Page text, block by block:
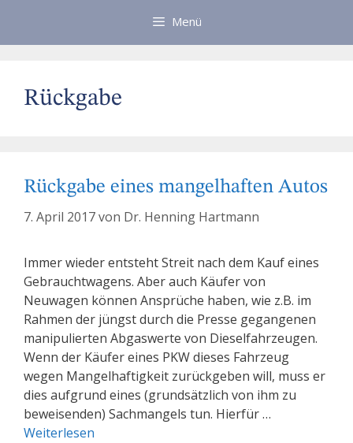
Menü
Rückgabe
Rückgabe eines mangelhaften Autos
7. April 2017von Dr. Henning Hartmann
Immer wieder entsteht Streit nach dem Kauf eines
Gebrauchtwagens. Aber auch Käufer von
Neuwagen können Ansprüche haben, wie z.B. im
Rahmen der jüngst durch die Presse gegangenen
manipulierten Abgaswerte von Dieselfahrzeugen.
Wenn der Käufer eines PKW dieses Fahrzeug
wegen Mangelhaftigkeit zurückgeben will, muss er
dies aufgrund eines (grundsätzlich von ihm zu
beweisenden) Sachmangels tun. Hierfür …
Weiterlesen